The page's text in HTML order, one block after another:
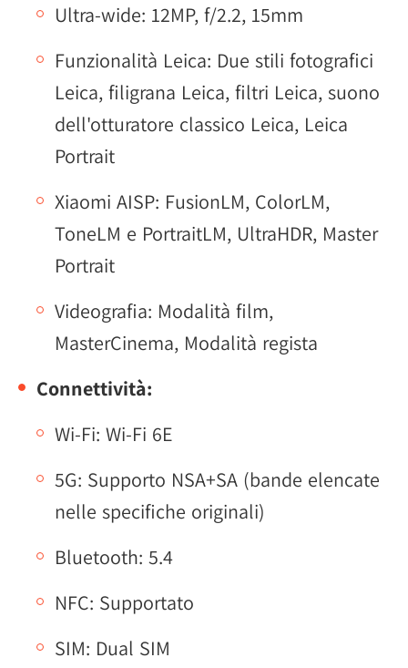
Ultra-wide: 12MP, f/2.2, 15mm
Funzionalità Leica: Due stili fotografici
Leica, filigrana Leica, filtri Leica, suono
dell'otturatore classico Leica, Leica
Portrait
Xiaomi AISP: FusionLM, ColorLM,
ToneLM e PortraitLM, UltraHDR, Master
Portrait
Videografia: Modalità film,
MasterCinema, Modalità regista
Connettività:
Wi-Fi: Wi-Fi 6E
5G: Supporto NSA+SA (bande elencate
nelle specifiche originali)
Bluetooth: 5.4
NFC: Supportato
SIM: Dual SIM